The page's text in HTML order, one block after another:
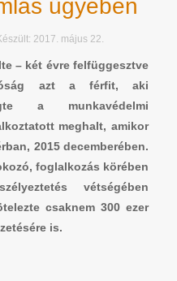
ügyében
2017. május 22.
– két évre felfüggesztve
azt a férfit, aki
a munkavédelmi
meghalt, amikor
2015 decemberében.
foglalkozás körében
vétségében
csaknem 300 ezer
is.